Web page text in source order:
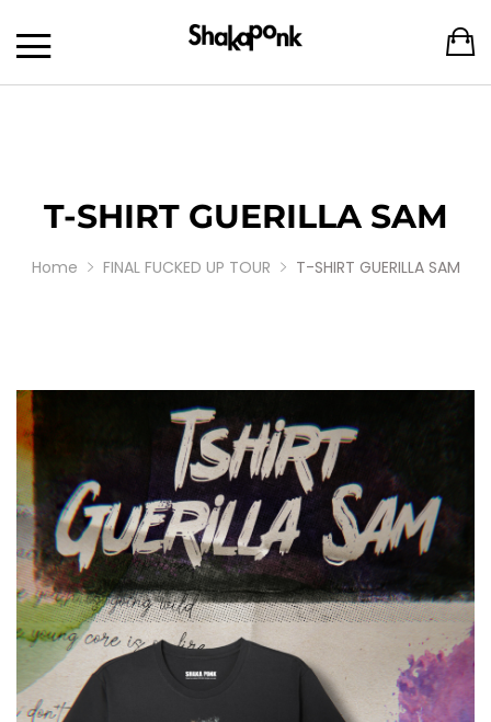
T-SHIRT GUERILLA SAM
Home FINAL FUCKED UP TOUR T-SHIRT GUERILLA SAM